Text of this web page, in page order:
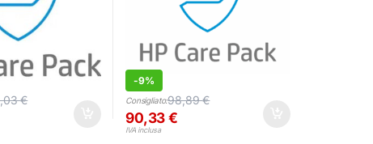
€
-9%
Consigliato:98,89€
90,33€
IVA inclusa